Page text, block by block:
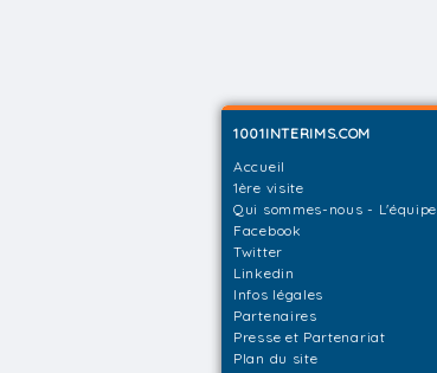
1001INTERIMS.COM
Accueil
1ère visite
Qui sommes-nous - L'équipe
Facebook
Twitter
Linkedin
Infos légales
Partenaires
Presse et Partenariat
Plan du site